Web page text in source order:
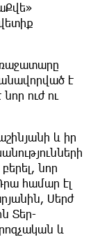
է
ուժ ու
և իր
նոր
համար էլ
Սերժ
Տեր-
և